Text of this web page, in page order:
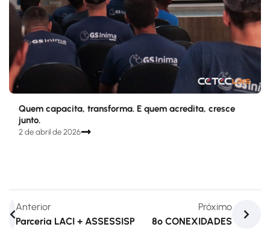
Quem capacita, transforma. E quem acredita, cresce
junto.
2 de abril de 2026
Anterior
Parceria LACI + ASSESSISP
Próximo
8º CONEXIDADES